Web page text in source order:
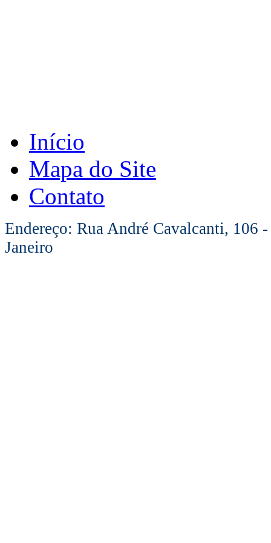
Início
Mapa do Site
Contato
Endereço: Rua André Cavalcanti, 106
Janeiro